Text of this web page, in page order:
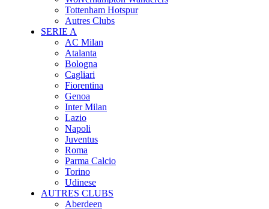
Tottenham Hotspur
Autres Clubs
SERIE A
AC Milan
Atalanta
Bologna
Cagliari
Fiorentina
Genoa
Inter Milan
Lazio
Napoli
Juventus
Roma
Parma Calcio
Torino
Udinese
AUTRES CLUBS
Aberdeen